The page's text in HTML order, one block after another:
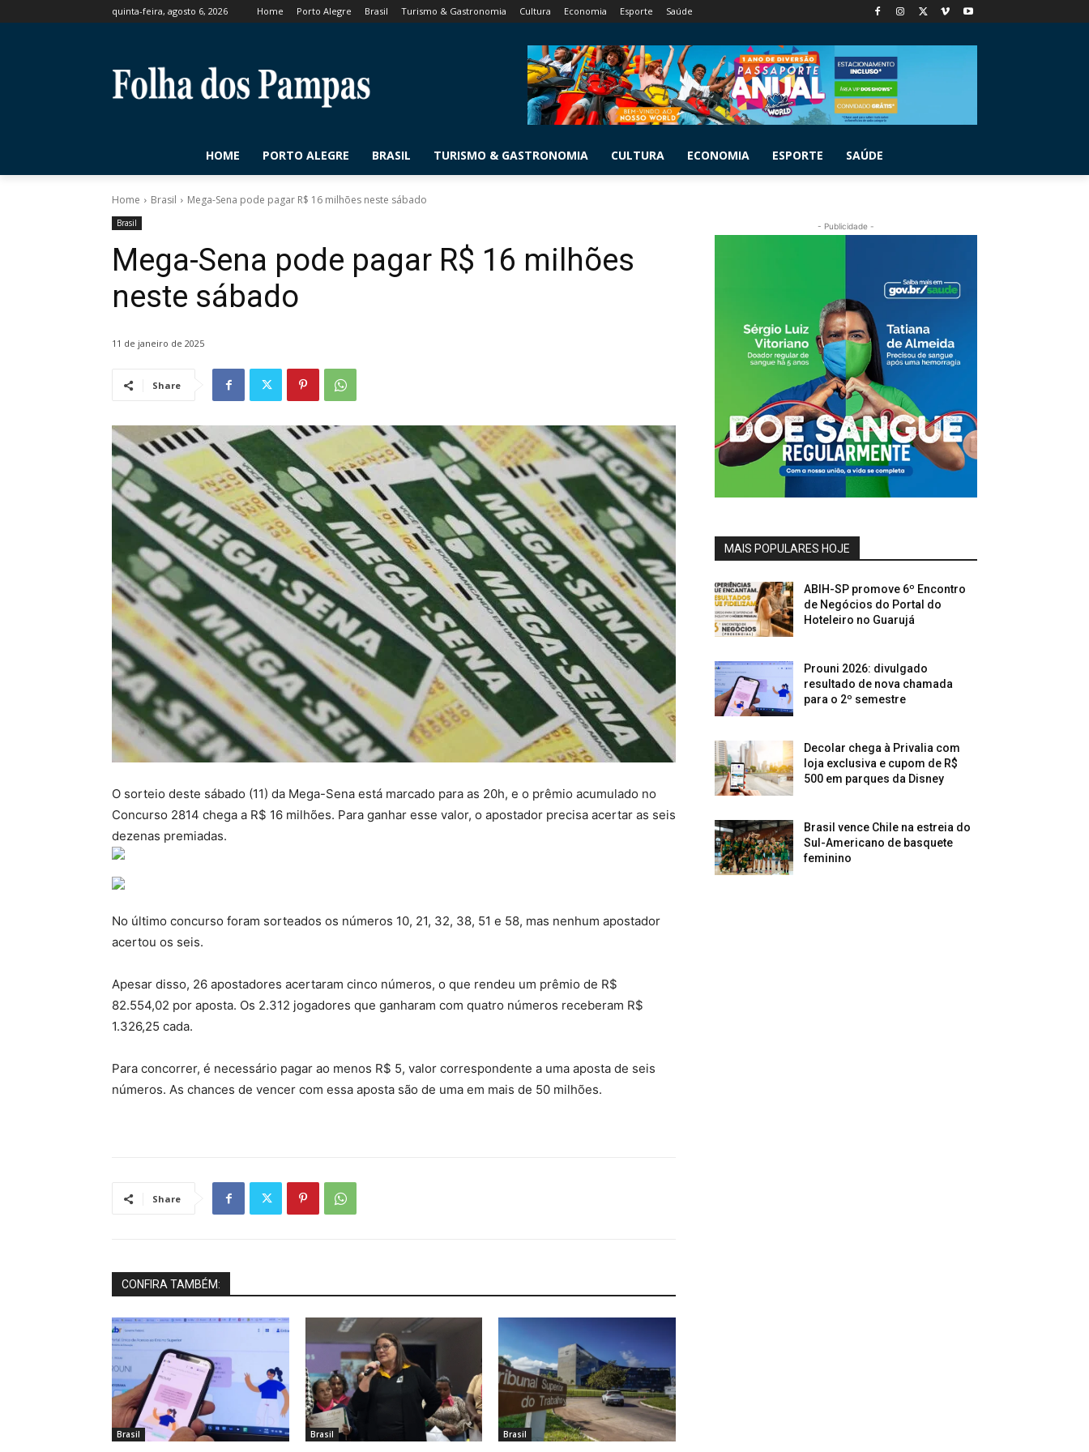
quinta-feira, agosto 6, 2026 Home Porto Alegre Brasil Turismo & Gastronomia Cultura Economia Esporte Saúde
HOME PORTO ALEGRE BRASIL TURISMO & GASTRONOMIA CULTURA ECONOMIA ESPORTE SAÚDE
Home Brasil Mega-Sena pode pagar R$ 16 milhões neste sábado
Brasil
Mega-Sena pode pagar R$ 16 milhões
neste sábado
11 de janeiro de 2025
Share
O sorteio deste sábado (11) da Mega-Sena está marcado para as 20h, e o prêmio acumulado no
Concurso 2814 chega a R$ 16 milhões. Para ganhar esse valor, o apostador precisa acertar as seis
dezenas premiadas.
No último concurso foram sorteados os números 10, 21, 32, 38, 51 e 58, mas nenhum apostador
acertou os seis.
Apesar disso, 26 apostadores acertaram cinco números, o que rendeu um prêmio de R$
82.554,02 por aposta. Os 2.312 jogadores que ganharam com quatro números receberam R$
1.326,25 cada.
Para concorrer, é necessário pagar ao menos R$ 5, valor correspondente a uma aposta de seis
números. As chances de vencer com essa aposta são de uma em mais de 50 milhões.
Share
CONFIRA TAMBÉM:
Brasil Brasil Brasil
- Publicidade -
MAIS POPULARES HOJE
ABIH-SP promove 6º Encontro
de Negócios do Portal do
Hoteleiro no Guarujá
Prouni 2026: divulgado
resultado de nova chamada
para o 2º semestre
Decolar chega à Privalia com
loja exclusiva e cupom de R$
500 em parques da Disney
Brasil vence Chile na estreia do
Sul-Americano de basquete
feminino